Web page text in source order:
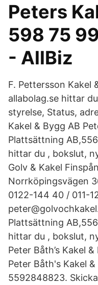
Peters
598 75
- AllBiz
F. Pettersson Kakel
allabolag.se hittar
styrelse, Status,
Kakel & Bygg AB
Plattsättning
hittar du , bokslut,
Golv & Kakel
Norrköpingsvägen
0122-144 40 / 011-
Plattsättning
hittar du , bokslut,
Peter Båth’s Kakel
Peter Båth's Kakel
5592848823.